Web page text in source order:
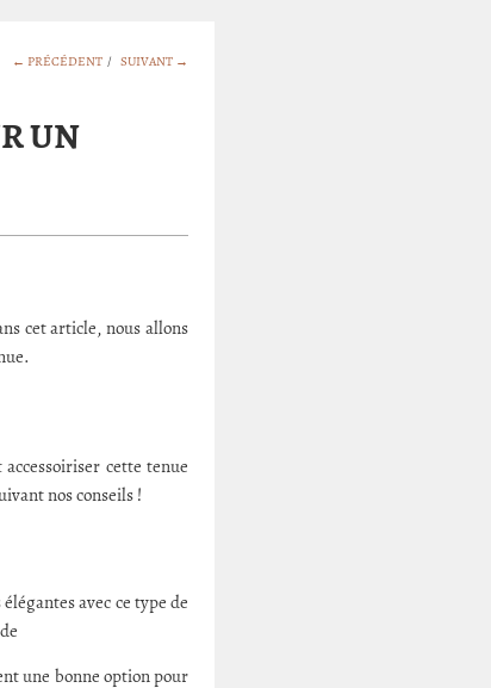
← PRÉCÉDENT / SUIVANT →
UN
cet article, nous allons
cette tenue
nos conseils !
avec ce type de
une bonne option pour